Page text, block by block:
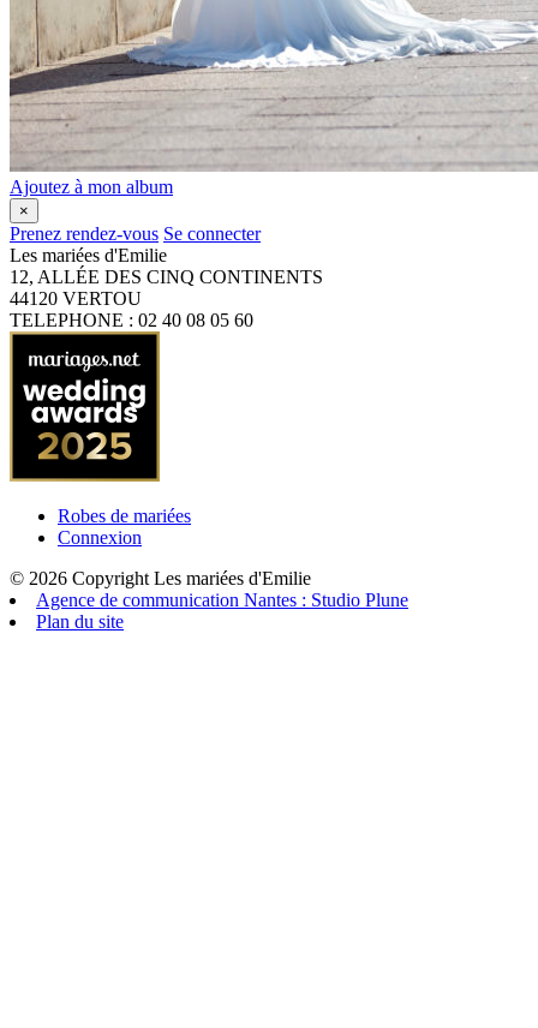
Ajoutez à mon album
×
Prenez rendez-vous Se connecter
Les mariées d'Emilie
12, ALLÉE DES CINQ CONTINENTS
44120 VERTOU
TELEPHONE : 02 40 08 05 60
Robes de mariées
Connexion
© 2026 Copyright Les mariées d'Emilie
Agence de communication Nantes : Studio Plune
Plan du site